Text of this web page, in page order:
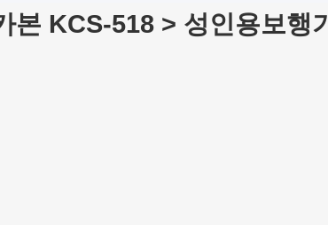
KCS-518 > 성인용보행기